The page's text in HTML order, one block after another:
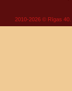
2010-2026 © Rīgas